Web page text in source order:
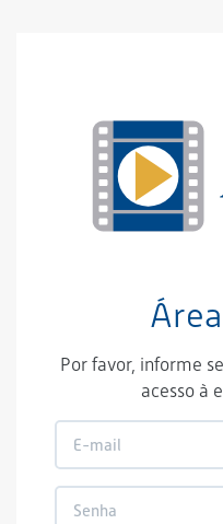
Por favor, informe
acesso à